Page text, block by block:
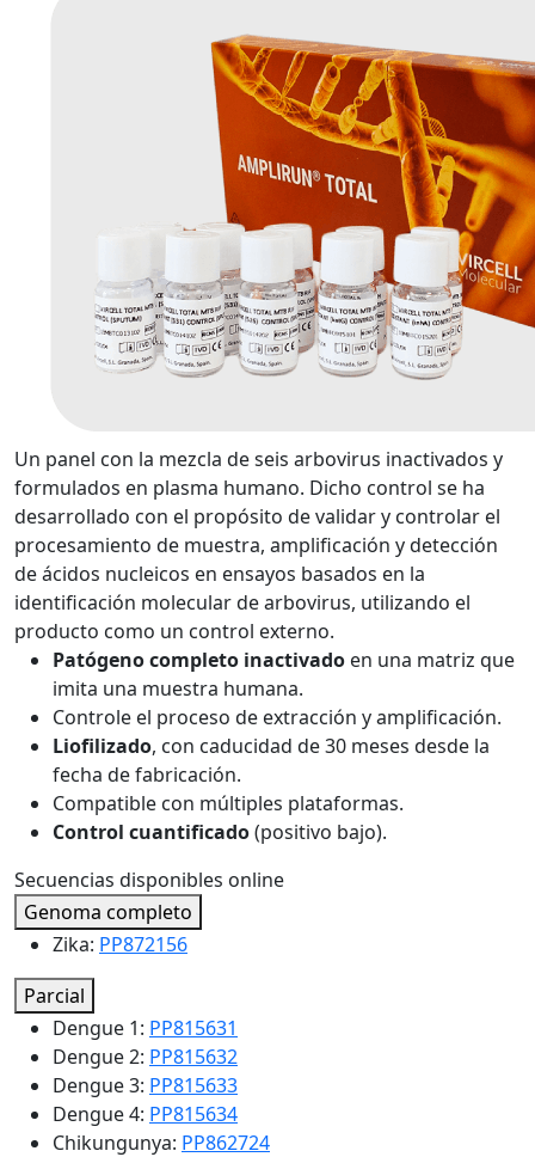
Un panel con la mezcla de seis arbovirus inactivados y
formulados en plasma humano. Dicho control se ha
desarrollado con el propósito de validar y controlar el
procesamiento de muestra, amplificación y detección
de ácidos nucleicos en ensayos basados en la
identificación molecular de arbovirus, utilizando el
producto como un control externo.
Patógeno completo inactivado en una matriz que
imita una muestra humana.
Controle el proceso de extracción y amplificación.
Liofilizado, con caducidad de 30 meses desde la
fecha de fabricación.
Compatible con múltiples plataformas.
Control cuantificado(positivo bajo).
Secuencias disponibles online
Genoma completo
Zika: PP872156
Parcial
Dengue 1: PP815631
Dengue 2: PP815632
Dengue 3: PP815633
Dengue 4: PP815634
Chikungunya: PP862724